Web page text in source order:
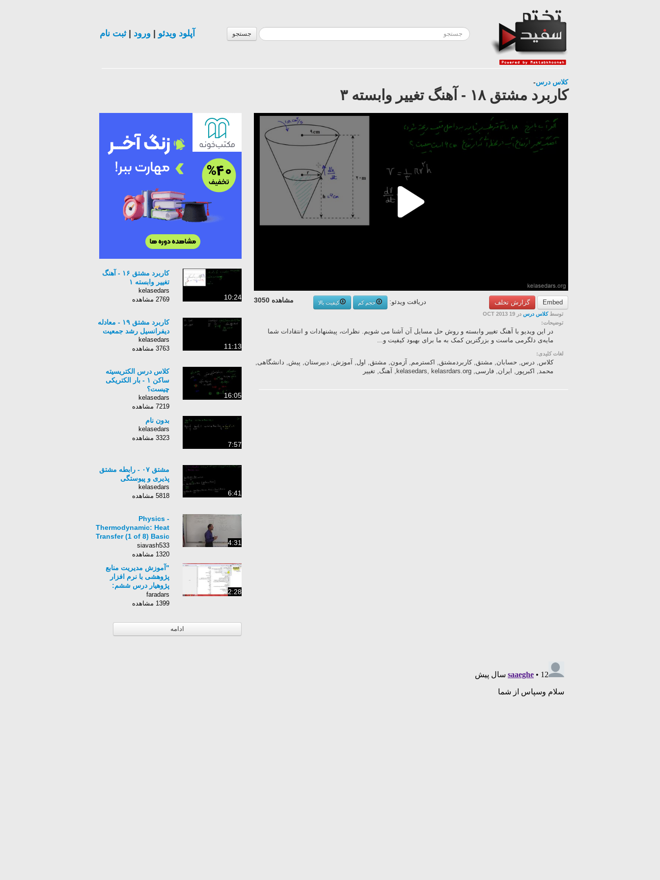
جستجو آپلود ویدئو ورود |ثبت نام
کلاس درس-
کاربرد مشتق ۱۸ - آهنگ تغییر وابسته ۳
Embed گزارش تخلف مشاهده 3050 دریافت ویدئو: حجم کم
کیفیت بالا
توسطکلاس درس در 19 OCT 2013
توضیحات:
در این ویدیو با آهنگ تغییر وابسته و روش حل مسایل آن آشنا می شویم. نظرات، پیشنهادات و انتقادات شما
مایه‌ی دلگرمی‌ ماست و بزرگترین کمک به ما برای بهبود کیفیت و...
لغات کلیدی:
کلاس, درس, حسابان, مشتق, کاربردمشتق, اکسترمم, آزمون, مشتق, اول, آموزش, دبیرستان, پیش, دانشگاهی,
محمد, اکبرپور, ایران, فارسی, kelasedars, kelasrdars.org, آهنگ, تغییر
10:24
کاربرد مشتق ۱۶ - آهنگ
تغییر وابسته ۱
kelasedars
2769 مشاهده
11:13
کاربرد مشتق ۱۹ - معادله
دیفرانسیل رشد جمعیت
kelasedars
3763 مشاهده
16:05
کلاس درس الکتریسیته
ساکن ۱ - بار الکتریکی
چیست؟
kelasedars
7219 مشاهده
7:57
بدون نام
kelasedars
3323 مشاهده
6:41
مشتق ۰۷ - رابطه مشتق
پذیری و پیوستگی
kelasedars
5818 مشاهده
4:31
Physics -
Thermodynamic: Heat
Transfer (1 of 8) Basic
Definition
siavash533
1320 مشاهده
2:28
"آموزش مدیریت منابع
پژوهشی با نرم افزار
پژوهیار درس ششم:
پشتیبان‌گیری در نرم‌افزار
پژوهیار"
faradars
1399 مشاهده
ادامه